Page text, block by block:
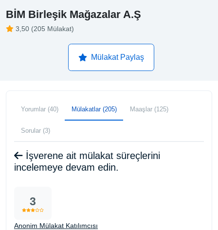
BİM Birleşik Mağazalar A.Ş
3,50 (205 Mülakat)
Mülakat Paylaş
Yorumlar (40) Mülakatlar (205) Maaşlar (125)
Sorular (3)
İşverene ait mülakat süreçlerini
incelemeye devam edin.
3
Anonim Mülakat Katılımcısı